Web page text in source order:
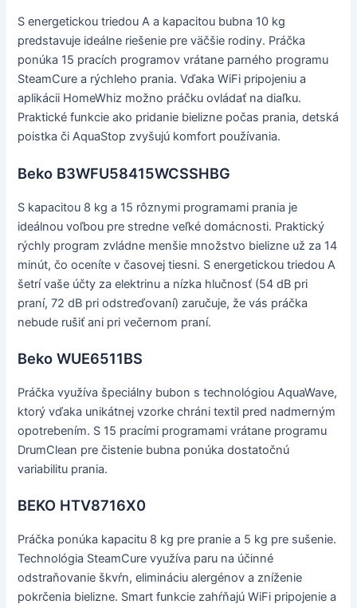
S energetickou triedou A a kapacitou bubna 10 kg
predstavuje ideálne riešenie pre väčšie rodiny. Práčka
ponúka 15 pracích programov vrátane parného programu
SteamCure a rýchleho prania. Vďaka WiFi pripojeniu a
aplikácii HomeWhiz možno práčku ovládať na diaľku.
Praktické funkcie ako pridanie bielizne počas prania, detská
poistka či AquaStop zvyšujú komfort používania.
Beko B3WFU58415WCSSHBG
S kapacitou 8 kg a 15 rôznymi programami prania je
ideálnou voľbou pre stredne veľké domácnosti. Praktický
rýchly program zvládne menšie množstvo bielizne už za 14
minút, čo oceníte v časovej tiesni. S energetickou triedou A
šetrí vaše účty za elektrinu a nízka hlučnosť (54 dB pri
praní, 72 dB pri odstreďovaní) zaručuje, že vás práčka
nebude rušiť ani pri večernom praní.
Beko WUE6511BS
Práčka využíva špeciálny bubon s technológiou AquaWave,
ktorý vďaka unikátnej vzorke chráni textil pred nadmerným
opotrebením. S 15 pracími programami vrátane programu
DrumClean pre čistenie bubna ponúka dostatočnú
variabilitu prania.
BEKO HTV8716X0
Práčka ponúka kapacitu 8 kg pre pranie a 5 kg pre sušenie.
Technológia SteamCure využíva paru na účinné
odstraňovanie škvŕn, elimináciu alergénov a zníženie
pokrčenia bielizne. Smart funkcie zahŕňajú WiFi pripojenie a